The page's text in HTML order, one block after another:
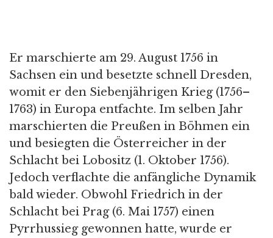
Er marschierte am 29. August 1756 in
Sachsen ein und besetzte schnell Dresden,
womit er den Siebenjährigen Krieg (1756–
1763) in Europa entfachte. Im selben Jahr
marschierten die Preußen in Böhmen ein
und besiegten die Österreicher in der
Schlacht bei Lobositz (1. Oktober 1756).
Jedoch verflachte die anfängliche Dynamik
bald wieder. Obwohl Friedrich in der
Schlacht bei Prag (6. Mai 1757) einen
Pyrrhussieg gewonnen hatte, wurde er